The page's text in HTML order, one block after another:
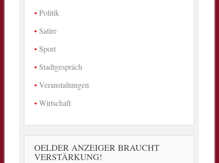
Politik
Satire
Sport
Stadtgespräch
Veranstaltungen
Wirtschaft
OELDER ANZEIGER BRAUCHT
VERSTÄRKUNG!